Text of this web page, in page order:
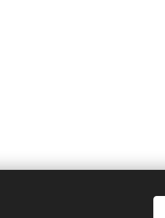
Všechna práva vyhrazena.